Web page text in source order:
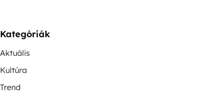
Kategóriák
Aktuális
Kultúra
Trend